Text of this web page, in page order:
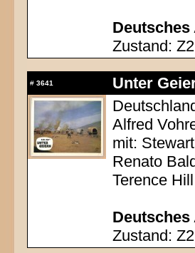
Deutsches
Zustand: Z2
# 3641
Unter
Alfred
mit:
Renato
Terence
Deutsches
Zustand: Z2